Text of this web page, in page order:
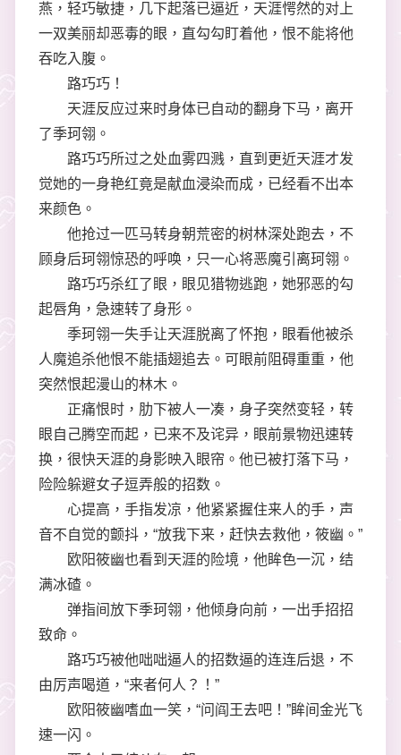
燕，轻巧敏捷，几下起落已逼近，天涯愕然的对上
一双美丽却恶毒的眼，直勾勾盯着他，恨不能将他
吞吃入腹。
路巧巧！
天涯反应过来时身体已自动的翻身下马，离开
了季珂翎。
路巧巧所过之处血雾四溅，直到更近天涯才发
觉她的一身艳红竟是献血浸染而成，已经看不出本
来颜色。
他抢过一匹马转身朝荒密的树林深处跑去，不
顾身后珂翎惊恐的呼唤，只一心将恶魔引离珂翎。
路巧巧杀红了眼，眼见猎物逃跑，她邪恶的勾
起唇角，急速转了身形。
季珂翎一失手让天涯脱离了怀抱，眼看他被杀
人魔追杀他恨不能插翅追去。可眼前阻碍重重，他
突然恨起漫山的林木。
正痛恨时，肋下被人一凑，身子突然变轻，转
眼自己腾空而起，已来不及诧异，眼前景物迅速转
换，很快天涯的身影映入眼帘。他已被打落下马，
险险躲避女子逗弄般的招数。
心提高，手指发凉，他紧紧握住来人的手，声
音不自觉的颤抖，“放我下来，赶快去救他，筱幽。”
欧阳筱幽也看到天涯的险境，他眸色一沉，结
满冰碴。
弹指间放下季珂翎，他倾身向前，一出手招招
致命。
路巧巧被他咄咄逼人的招数逼的连连后退，不
由厉声喝道，“来者何人？！”
欧阳筱幽嗜血一笑，“问阎王去吧！”眸间金光飞
速一闪。